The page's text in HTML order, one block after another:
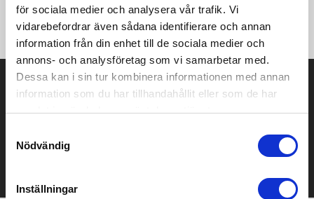
för sociala medier och analysera vår trafik. Vi
vidarebefordrar även sådana identifierare och annan
information från din enhet till de sociala medier och
annons- och analysföretag som vi samarbetar med.
Dessa kan i sin tur kombinera informationen med annan
information som du har tillhandahållit eller som de har
samlat in när du har använt deras tjänster.
Nödvändig
Inställningar
starka färger ·Kammad insida ·2 sidofickor och 1 bakficka ·Ribb
med lycra för bättre stabilitet ·Dubbelsömmar.
Prisuppgift på mailen?
Kontakta oss här för att få förslag på produkt och pris över
Det går också utmärkt att bara ställa frågor!